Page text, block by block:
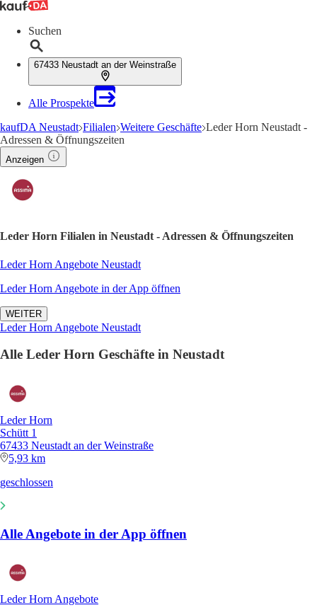
Suchen
67433 Neustadt an der Weinstraße
Alle Prospekte
kaufDA Neustadt Filialen Weitere Geschäfte Leder Horn Neustadt -
Adressen & Öffnungszeiten
Anzeigen
Leder Horn Filialen in Neustadt - Adressen & Öffnungszeiten
Leder Horn Angebote Neustadt
Leder Horn Angebote in der App öffnen
WEITER
Leder Horn Angebote Neustadt
Alle Leder Horn Geschäfte in Neustadt
Leder Horn
Schütt 1
67433 Neustadt an der Weinstraße
5,93 km
geschlossen
Alle Angebote in der App öffnen
Leder Horn Angebote